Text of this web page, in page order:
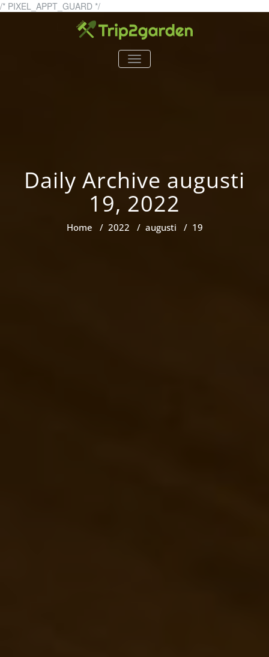
/* PIXEL_APPT_GUARD */Skip
content
trip2garden.setrip2garden.se – allt om
TOGGLE
NAVIGATION
Daily Archive augusti
19, 2022
Home / 2022 / augusti / 19